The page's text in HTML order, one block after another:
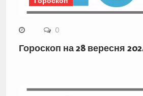
0
Гороскоп на 28 вересня